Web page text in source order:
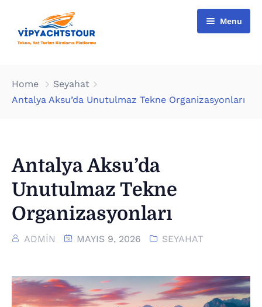
Menu
All Boats
Special Day Events
List of water sports
Additional services
Türkçe
English
Home
Seyahat
Antalya Aksu’da Unutulmaz Tekne Organizasyonları
Antalya Aksu’da
Unutulmaz Tekne
Organizasyonları
ADMIN MAYIS 9, 2026 SEYAHAT